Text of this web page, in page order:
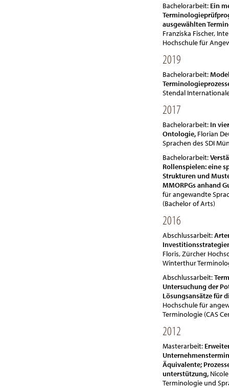
Bachelorarbeit: Ein
ausgewählten
Franziska Fischer,
Hochschule für
2019
Bachelorarbeit:
Stendal
2017
Bachelorarbeit: In
Ontologie, Florian
Sprachen des SDI
Bachelorarbeit:
Rollenspielen: eine
Strukturen und
MMORPGs anhand
für angewandte
(Bachelor of Arts)
2016
Abschlussarbeit:
Floris, Zürcher
Winterthur
Abschlussarbeit:
Untersuchung der
Lösungsansätze für
Hochschule für
Terminologie (CAS
2012
Masterarbeit:
Äquivalente;
unterstützung,
Terminologie und